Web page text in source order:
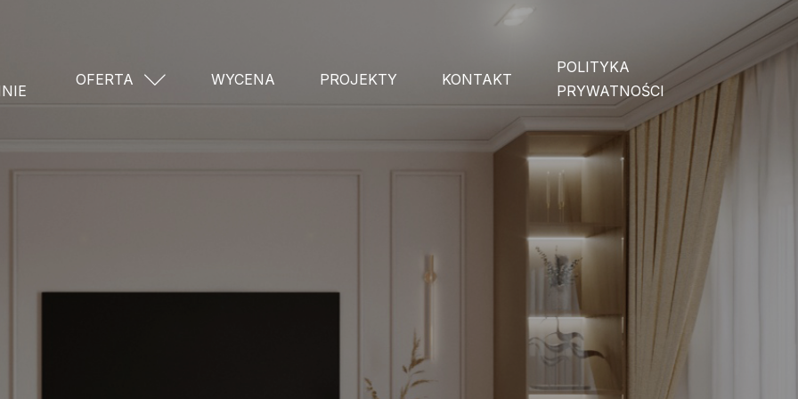
OFERTA WYCENA PROJEKTY KONTAKT
POLITYKA
PRYWATNOŚCI